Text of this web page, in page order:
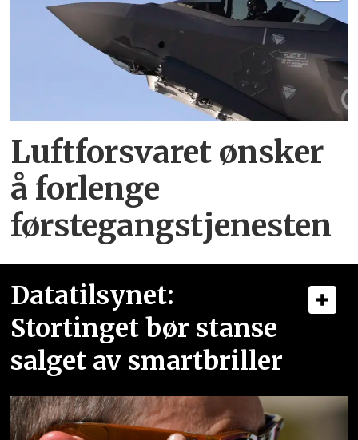
Luftforsvaret ønsker
å forlenge
førstegangstjenesten
Datatilsynet:
Stortinget bør stanse
salget av smartbriller